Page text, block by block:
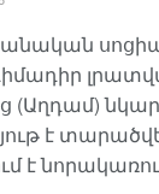
(Աղդամ)
է
է